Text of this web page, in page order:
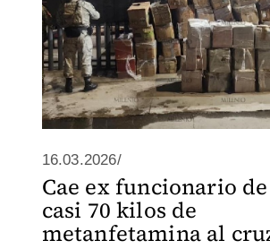
16.03.2026/
Cae ex funcionario
casi 70 kilos de
metanfetamina al